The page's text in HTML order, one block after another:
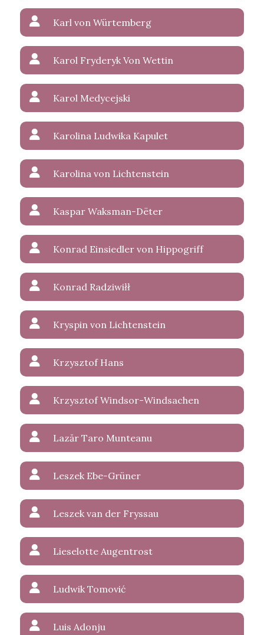
Karl von Würtemberg
Karol Fryderyk Von Wettin
Karol Medycejski
Karolina Ludwika Kapulet
Karolina von Lichtenstein
Kaspar Waksman-Dëter
Konrad Einsiedler von Hippogriff
Konrad Radziwiłł
Kryspin von Lichtenstein
Krzysztof Hans
Krzysztof Windsor-Windsachen
Lazăr Taro Munteanu
Leszek Ebe-Grüner
Leszek van der Fryssau
Lieselotte Augentrost
Ludwik Tomović
Luis Adonju